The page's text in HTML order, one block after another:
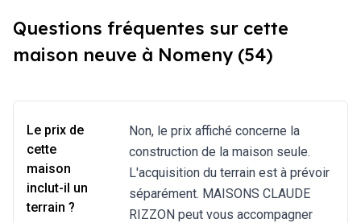
Questions fréquentes sur cette
maison neuve à Nomeny (54)
Le prix de
cette
maison
inclut-il un
terrain ?
Non, le prix affiché concerne la
construction de la maison seule.
L'acquisition du terrain est à prévoir
séparément. MAISONS CLAUDE
RIZZON peut vous accompagner